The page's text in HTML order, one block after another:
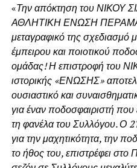
«Την απόκτηση του ΝΙΚΟΥ
ΑΘΛΗΤΙΚΗ ΕΝΩΣΗ
μεταγραφικό της σχεδιασμό
έμπειρου και ποιοτικού
ομάδας! Η επιστροφή του
ιστορικής «ΕΝΩΣΗΣ»
ουσιαστικό και
για έναν ποδοσφαιριστή που
τη φανέλα του Συλλόγου. Ο
για την μαχητικότητα, την
το ήθος του, επιστρέφει στο